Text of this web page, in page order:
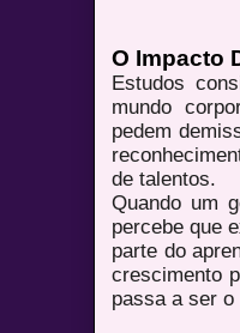
O Impacto
Estudos
mundo
pedem
de talentos.
Quando um
percebe que
parte do
crescimento
passa a ser